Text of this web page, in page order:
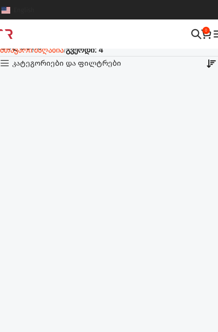
0
მაღაზია
მთავარი მაღაზია გვერდი: 4
კატეგორიები და ფილტრები